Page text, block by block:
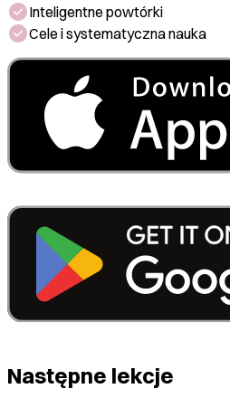
Inteligentne powtórki
Cele i systematyczna nauka
Następne lekcje